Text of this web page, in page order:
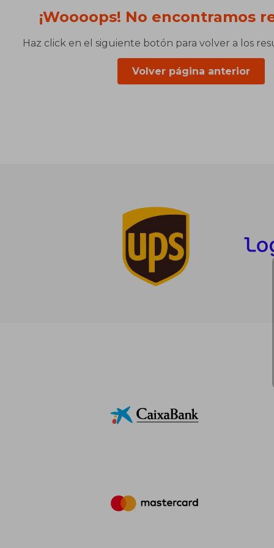
¡Woooops! No encontramos
Haz click en el siguiente botón para volver a los
Volver página anterior